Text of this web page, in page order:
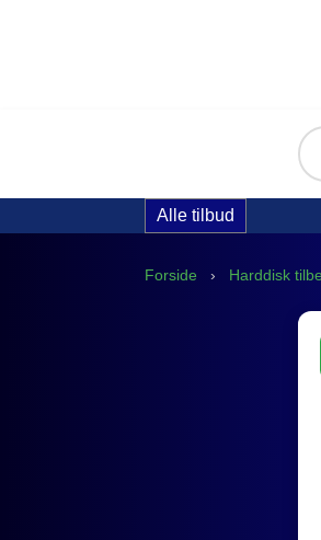
Alle tilbud
Forside › Harddisk